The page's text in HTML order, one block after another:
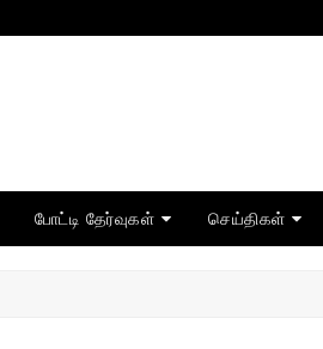
போட்டி தேர்வுகள் செய்திகள்